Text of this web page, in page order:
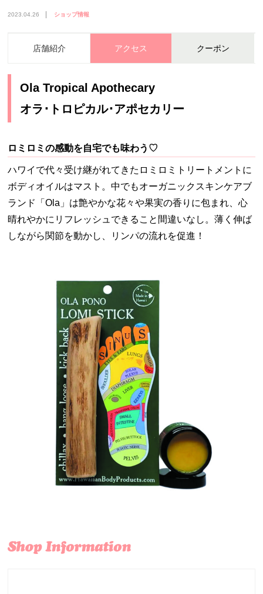
2023.04.26 ショップ情報
店舗紹介 アクセス クーポン
Ola Tropical Apothecary
オラ･トロピカル･アポセカリー
ロミロミの感動を自宅でも味わう♡
ハワイで代々受け継がれてきたロミロミトリートメントに
ボディオイルはマスト。中でもオーガニックスキンケアブ
ランド「Ola」は艶やかな花々や果実の香りに包まれ、心
晴れやかにリフレッシュできること間違いなし。薄く伸ば
しながら関節を動かし、リンパの流れを促進！